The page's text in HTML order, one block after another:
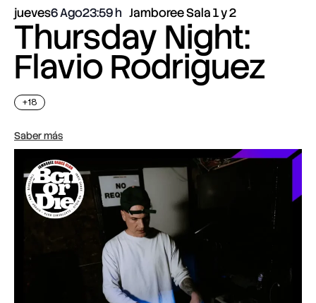
jueves6 Ago23:59 Jamboree Sala 1 y 2
Thursday Night:
Flavio Rodriguez
+18
Saber más